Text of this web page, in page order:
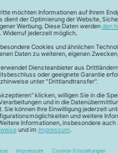
für feinste
Durch
und kann auch